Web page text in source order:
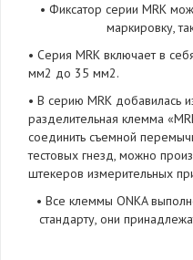
• Фиксатор серии MRK
маркировку,
• Серия MRK включает в
мм2 до 35 мм2.
• В серию MRK добавилась
разделительная клемма
соединить съемной
тестовых гнезд, можно
штекеров измерительных
• Все клеммы ONKA
стандарту, они